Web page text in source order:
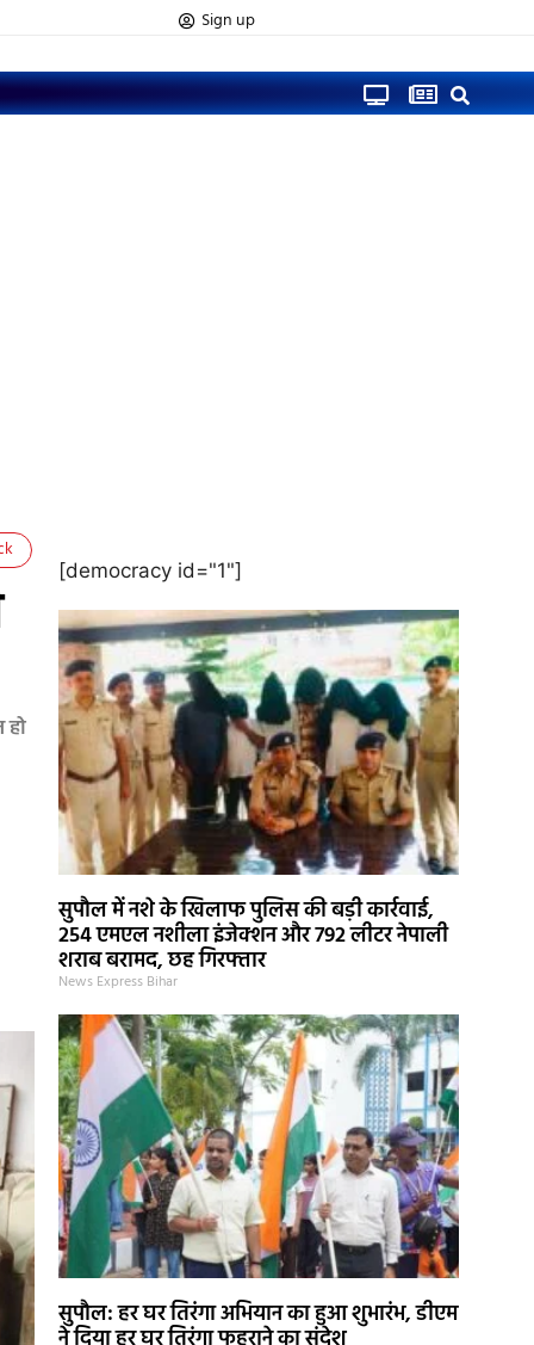
Sign up
हो
[democracy id="1"]
सुपौल में नशे के खिलाफ पुलिस की बड़ी कार्रवाई,
254 एमएल नशीला इंजेक्शन और 792 लीटर नेपाली
शराब बरामद, छह गिरफ्तार
News Express Bihar
सुपौल: हर घर तिरंगा अभियान का हुआ शुभारंभ, डीएम